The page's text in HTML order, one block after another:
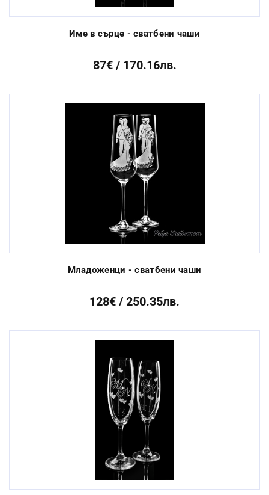
Име в сърце - сватбени чаши
87€ / 170.16лв.
Младоженци - сватбени чаши
128€ / 250.35лв.